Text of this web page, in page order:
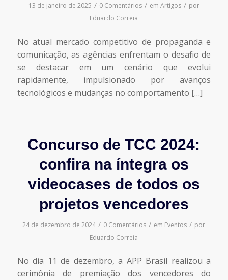
13 de janeiro de 2025 / 0 Comentários / em Artigos / por
Eduardo Correia
No atual mercado competitivo de propaganda e
comunicação, as agências enfrentam o desafio de
se destacar em um cenário que evolui
rapidamente, impulsionado por avanços
tecnológicos e mudanças no comportamento […]
Concurso de TCC 2024:
confira na íntegra os
videocases de todos os
projetos vencedores
24 de dezembro de 2024 / 0 Comentários / em Eventos / por
Eduardo Correia
No dia 11 de dezembro, a APP Brasil realizou a
cerimônia de premiação dos vencedores do